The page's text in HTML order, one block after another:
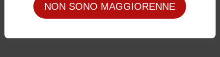
NON SONO MAGGIORENNE